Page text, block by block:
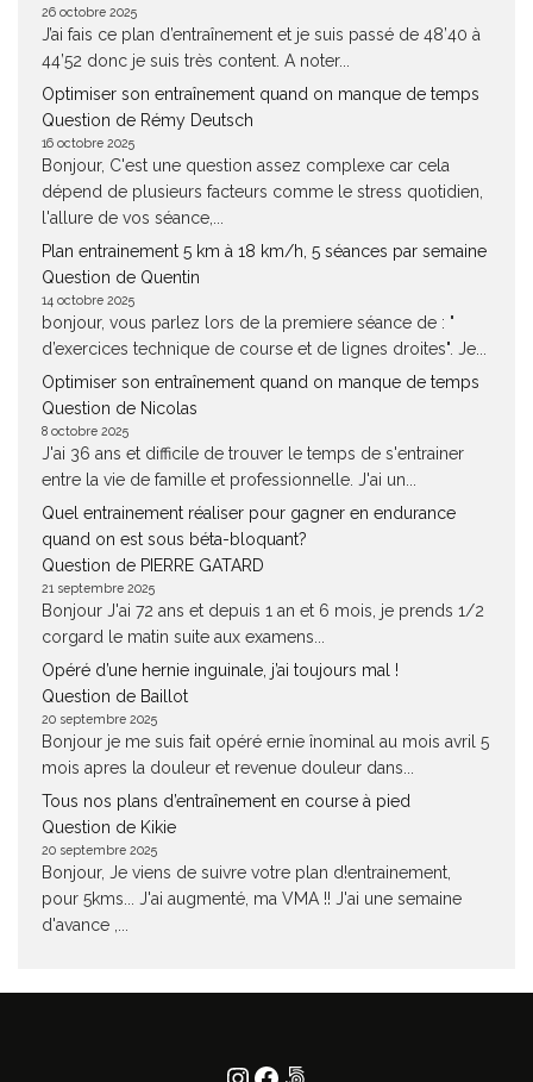
26 octobre 2025
J’ai fais ce plan d’entraînement et je suis passé de 48’40 à
44’52 donc je suis très content. A noter...
Optimiser son entraînement quand on manque de temps
Question de Rémy Deutsch
16 octobre 2025
Bonjour, C'est une question assez complexe car cela
dépend de plusieurs facteurs comme le stress quotidien,
l'allure de vos séance,...
Plan entrainement 5 km à 18 km/h, 5 séances par semaine
Question de Quentin
14 octobre 2025
bonjour, vous parlez lors de la premiere séance de : "
d’exercices technique de course et de lignes droites". Je...
Optimiser son entraînement quand on manque de temps
Question de Nicolas
8 octobre 2025
J'ai 36 ans et difficile de trouver le temps de s'entrainer
entre la vie de famille et professionnelle. J'ai un...
Quel entrainement réaliser pour gagner en endurance
quand on est sous béta-bloquant?
Question de PIERRE GATARD
21 septembre 2025
Bonjour J'ai 72 ans et depuis 1 an et 6 mois, je prends 1/2
corgard le matin suite aux examens...
Opéré d’une hernie inguinale, j’ai toujours mal !
Question de Baillot
20 septembre 2025
Bonjour je me suis fait opéré ernie înominal au mois avril 5
mois apres la douleur et revenue douleur dans...
Tous nos plans d’entraînement en course à pied
Question de Kikie
20 septembre 2025
Bonjour, Je viens de suivre votre plan d!entrainement,
pour 5kms... J'ai augmenté, ma VMA !! J'ai une semaine
d'avance ,...